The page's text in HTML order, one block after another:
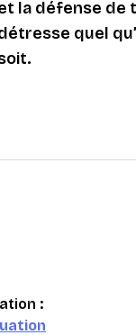
la défense de
quel
: